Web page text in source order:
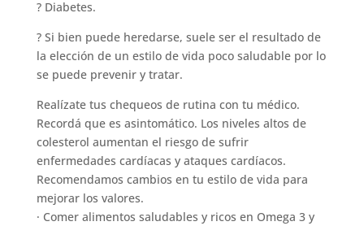
? Diabetes.
? Si bien puede heredarse, suele ser el resultado de
la elección de un estilo de vida poco saludable por lo
se puede prevenir y tratar.
Realízate tus chequeos de rutina con tu médico.
Recordá que es asintomático. Los niveles altos de
colesterol aumentan el riesgo de sufrir
enfermedades cardíacas y ataques cardíacos.
Recomendamos cambios en tu estilo de vida para
mejorar los valores.
· Comer alimentos saludables y ricos en Omega 3 y